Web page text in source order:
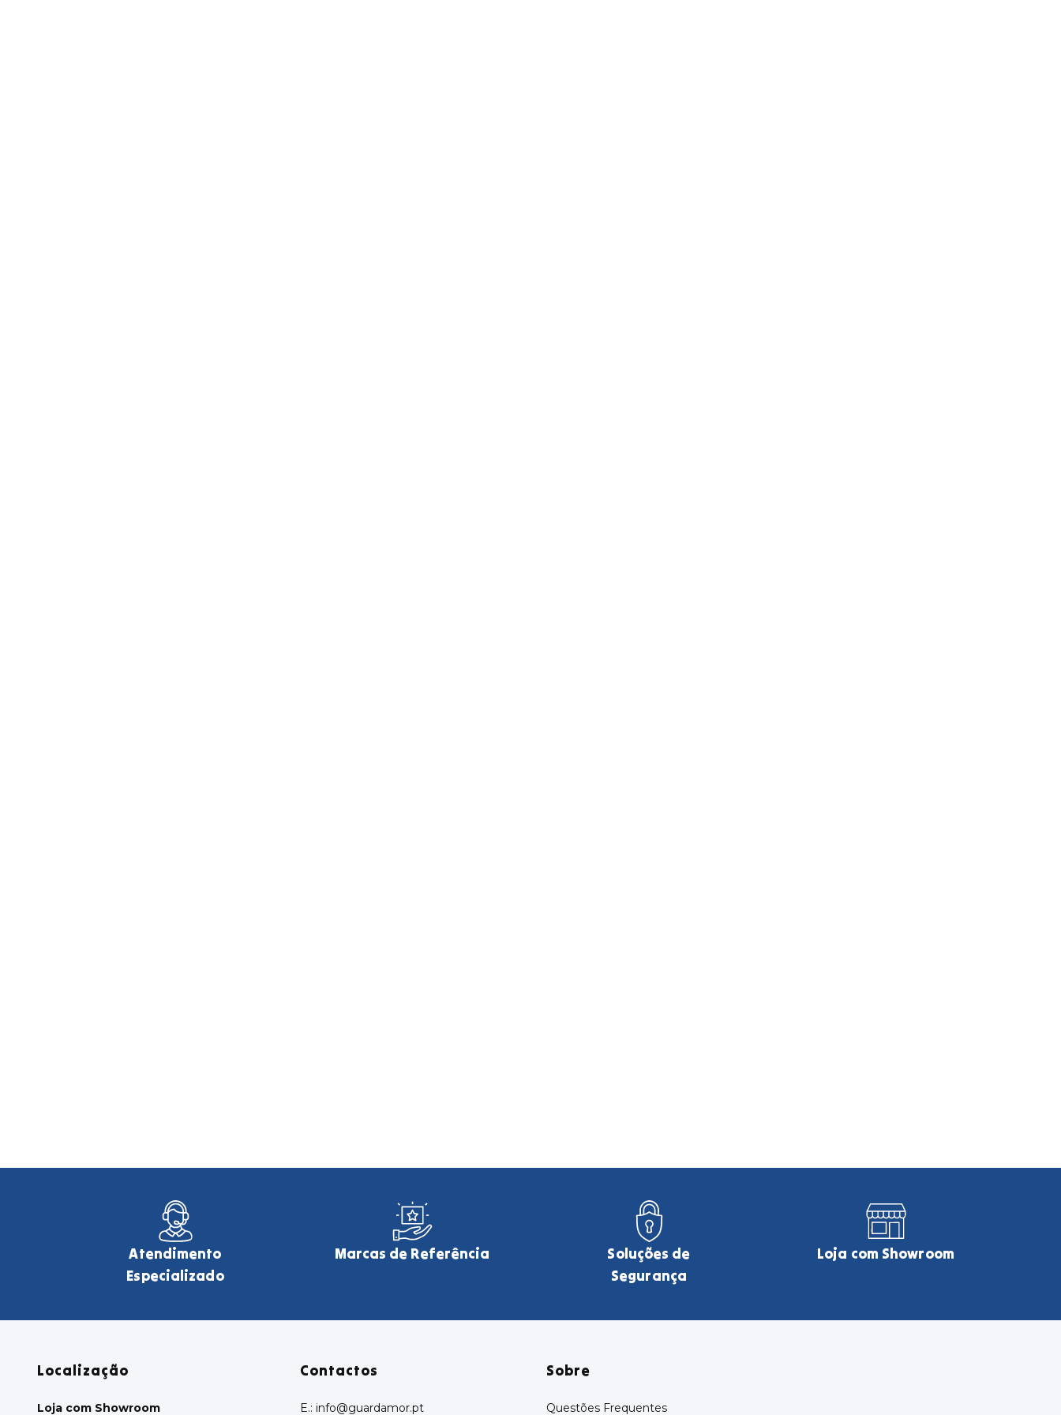
Atendimento
Especializado
Marcas de Referência
Soluções de
Segurança
Loja com Showroom
Localização
Loja com Showroom
Contactos
E.: info@guardamor.pt
Sobre
Questões Frequentes